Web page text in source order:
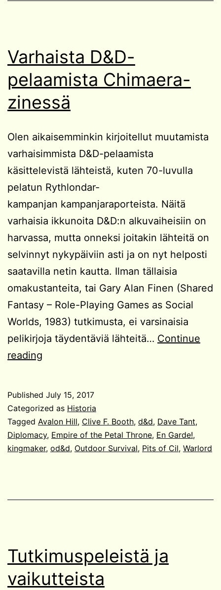
Varhaista D&D-
pelaamista Chimaera-
zinessä
Olen aikaisemminkin kirjoitellut muutamista
varhaisimmista D&D-pelaamista
käsittelevistä lähteistä, kuten 70-luvulla
pelatun Rythlondar-
kampanjan kampanjaraporteista. Näitä
varhaisia ikkunoita D&D:n alkuvaiheisiin on
harvassa, mutta onneksi joitakin lähteitä on
selvinnyt nykypäiviin asti ja on nyt helposti
saatavilla netin kautta. Ilman tällaisia
omakustanteita, tai Gary Alan Finen (Shared
Fantasy – Role-Playing Games as Social
Worlds, 1983) tutkimusta, ei varsinaisia
pelikirjoja täydentäviä lähteitä… Continue
reading
Chimaera-
zinessä
Published July 15, 2017
Categorized as Historia
Tagged Avalon Hill, Clive F. Booth, d&d, Dave Tant,
Diplomacy, Empire of the Petal Throne, En Garde!,
kingmaker, od&d, Outdoor Survival, Pits of Cil, Warlord
Tutkimuspeleistä ja
vaikutteista